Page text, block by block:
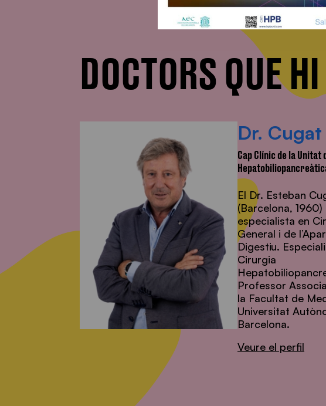
DOCTORS QUE
Dr. Cugat
Cap Clínic de la
El Dr. Esteban
(Barcelona,
especialista en
General i de
Digestiu.
Cirurgia
Professor
la Facultat de
Universitat
Barcelona.
Veure el perfil